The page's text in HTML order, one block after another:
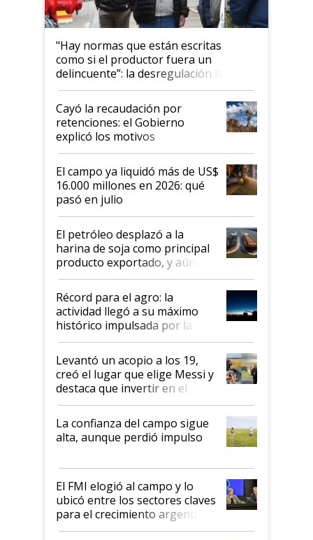
"Hay normas que están escritas
como si el productor fuera un
delincuente”: la desregulación llegó
al Congreso Aapresid y hasta se
habló del financiamiento al IPCVA
Cayó la recaudación por
retenciones: el Gobierno
explicó los motivos
El campo ya liquidó más de US$
16.000 millones en 2026: qué
pasó en julio
El petróleo desplazó a la
harina de soja como principal
producto exportado, y aún así
el agro aportó casi seis de cada
diez dólares y sostuvo el
liderazgo en un semestre
récord
Récord para el agro: la
actividad llegó a su máximo
histórico impulsada por la
cosecha y las exportaciones
Levantó un acopio a los 19,
creó el lugar que elige Messi y
destaca que invertir en el
kirchnerismo era como "darle
plata a un hijo para droga":
Juan Félix Rossetti, el libertario
que de una dura crisis salió
de Milei
La confianza del campo sigue
alta, aunque perdió impulso
El FMI elogió al campo y lo
ubicó entre los sectores claves
para el crecimiento argentino